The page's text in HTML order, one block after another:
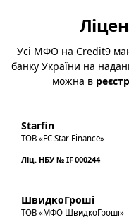
Усі МФО на Credit9
банку України на
можна в
Starfin
ТОВ «FC Star Finance»
Ліц. НБУ № IF 000244
ШвидкоГроші
ТОВ «МФО ШвидкоГроші»